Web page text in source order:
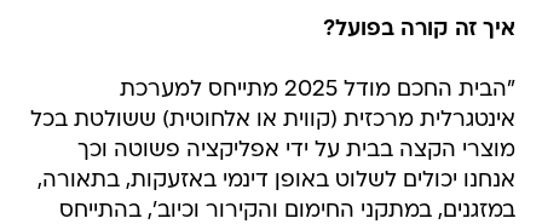
איך זה קורה בפועל?
"הבית החכם מודל 2025 מתייחס למערכת
אינטגרלית מרכזית (קווית או אלחוטית) ששולטת בכל
מוצרי הקצה בבית על ידי אפליקציה פשוטה וכך
אנחנו יכולים לשלוט באופן דינמי באזעקות, בתאורה,
במזגנים, במתקני החימום והקירור וכיוב', בהתייחס